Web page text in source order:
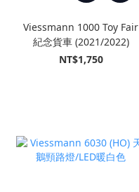
Viessmann 1000 Toy Fair
紀念貨車 (2021/2022)
NT$1,750